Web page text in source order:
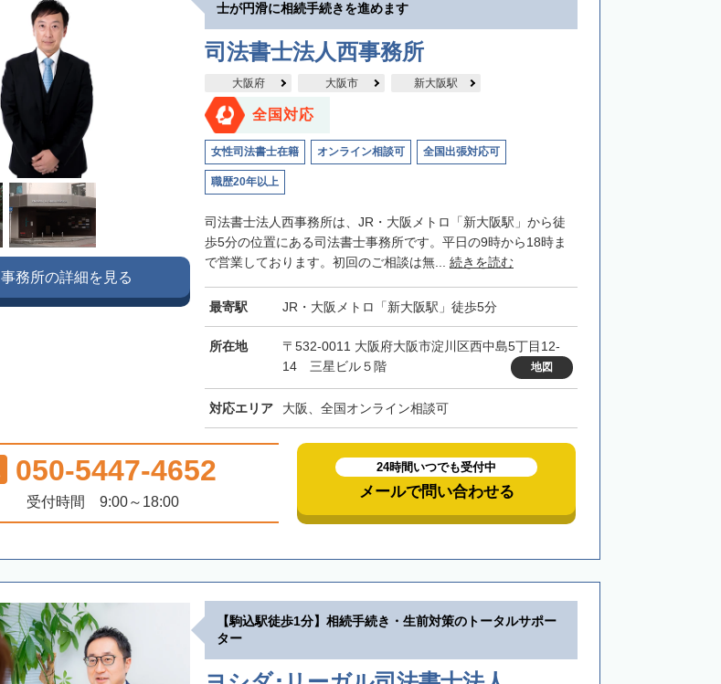
士が円滑に相続手続きを進めます
司法書士法人西事務所
大阪府 大阪市 新大阪駅
全国対応
女性司法書士在籍 オンライン相談可 全国出張対応可
職歴20年以上
司法書士法人西事務所は、JR・大阪メトロ「新大阪駅」から徒
歩5分の位置にある司法書士事務所です。平日の9時から18時ま
で営業しております。初回のご相談は無... 続きを読む
最寄駅 JR・大阪メトロ「新大阪駅」徒歩5分
所在地
〒532-0011 大阪府大阪市淀川区西中島5丁目12-
14 三星ビル５階
地図
対応エリア 大阪、全国オンライン相談可
事務所の詳細を見る
050-5447-4652
受付時間 9:00～18:00
24時間いつでも受付中
メールで問い合わせる
【駒込駅徒歩1分】相続手続き・生前対策のトータルサポー
ター